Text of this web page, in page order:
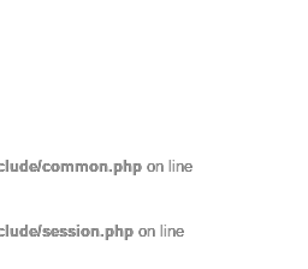
common.php on line
session.php on line